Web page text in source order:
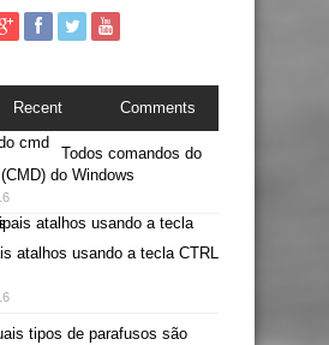
Recent Comments
Todos comandos do
do Windows
atalhos usando a tecla CTRL
tipos de parafusos são